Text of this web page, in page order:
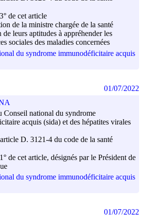
de cet article
de la ministre chargée de la santé
de leurs aptitudes à appréhender les
sociales des maladies concernées
du syndrome immunodéficitaire acquis
Conseil national du syndrome
acquis (sida) et des hépatites virales
D. 3121-4 du code de la santé
de cet article, désignés par le Président de
du syndrome immunodéficitaire acquis
01/07/2022
01/07/2022